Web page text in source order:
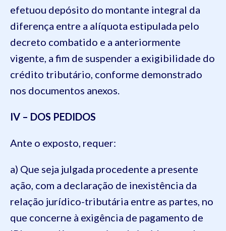
efetuou depósito do montante integral da
diferença entre a alíquota estipulada pelo
decreto combatido e a anteriormente
vigente, a fim de suspender a exigibilidade do
crédito tributário, conforme demonstrado
nos documentos anexos.
IV – DOS PEDIDOS
Ante o exposto, requer:
a) Que seja julgada procedente a presente
ação, com a declaração de inexistência da
relação jurídico-tributária entre as partes, no
que concerne à exigência de pagamento de